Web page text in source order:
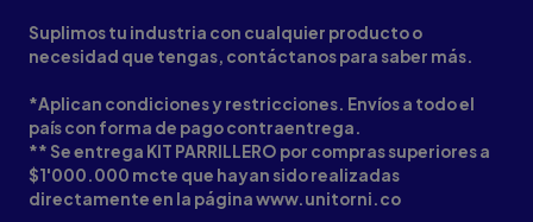
Suplimos tu industria con cualquier producto o
necesidad que tengas, contáctanos para saber más.
*Aplican condiciones y restricciones. Envíos a todo el
país con forma de pago contraentrega.
** Se entrega KIT PARRILLERO por compras superiores a
$1'000.000 mcte que hayan sido realizadas
directamente en la página www.unitorni.co